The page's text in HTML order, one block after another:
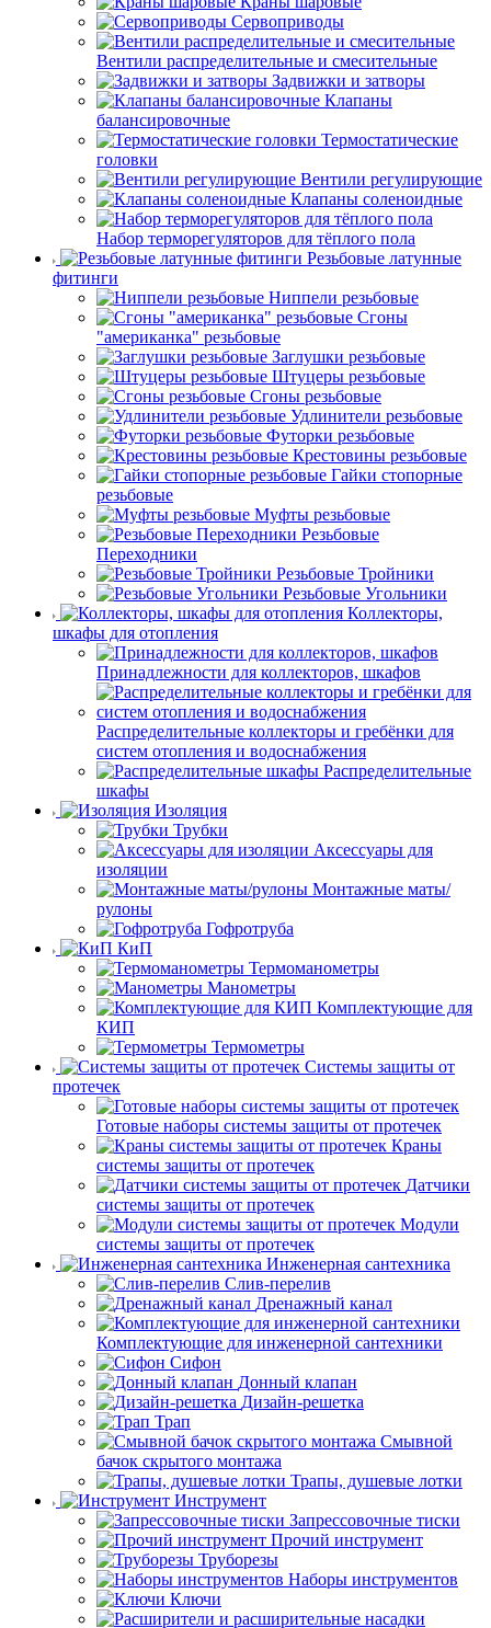
Сервоприводы
Вентили распределительные и смесительные
Задвижки и затворы
Клапаны
балансировочные
Термостатические
головки
Вентили регулирующие
Клапаны соленоидные
Набор терморегуляторов для тёплого пола
Резьбовые латунные
фитинги
Ниппели резьбовые
Сгоны
"американка" резьбовые
Заглушки резьбовые
Штуцеры резьбовые
Сгоны резьбовые
Удлинители резьбовые
Футорки резьбовые
Крестовины резьбовые
Гайки стопорные
резьбовые
Муфты резьбовые
Резьбовые
Переходники
Резьбовые Тройники
Резьбовые Угольники
Коллекторы,
шкафы для отопления
Принадлежности для коллекторов, шкафов
Распределительные коллекторы и гребёнки для
систем отопления и водоснабжения
Распределительные
шкафы
Изоляция
Трубки
Аксессуары для
изоляции
Монтажные маты/
рулоны
Гофротруба
КиП
Термоманометры
Манометры
Комплектующие для
КИП
Термометры
Системы защиты от
протечек
Готовые наборы системы защиты от протечек
Краны
системы защиты от протечек
Датчики
системы защиты от протечек
Модули
системы защиты от протечек
Инженерная сантехника
Слив-перелив
Дренажный канал
Комплектующие для инженерной сантехники
Сифон
Донный клапан
Дизайн-решетка
Трап
Смывной
бачок скрытого монтажа
Трапы, душевые лотки
Инструмент
Запрессовочные тиски
Прочий инструмент
Труборезы
Наборы инструментов
Ключи